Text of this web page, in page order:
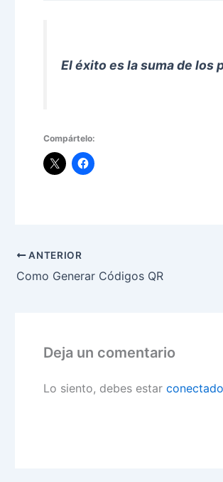
El éxito es la suma de los
Compártelo:
ANTERIOR
Como Generar Códigos QR
Deja un comentario
Lo siento, debes estar conectado